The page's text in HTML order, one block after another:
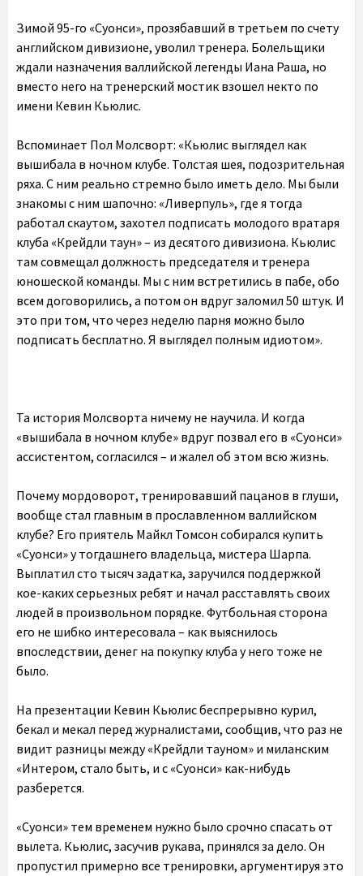
Зимой 95-го «Суонси», прозябавший в третьем по счету
английском дивизионе, уволил тренера. Болельщики
ждали назначения валлийской легенды Иана Раша, но
вместо него на тренерский мостик взошел некто по
имени Кевин Кьюлис.
Вспоминает Пол Молсворт: «Кьюлис выглядел как
вышибала в ночном клубе. Толстая шея, подозрительная
ряха. С ним реально стремно было иметь дело. Мы были
знакомы с ним шапочно: «Ливерпуль», где я тогда
работал скаутом, захотел подписать молодого вратаря
клуба «Крейдли таун» – из десятого дивизиона. Кьюлис
там совмещал должность председателя и тренера
юношеской команды. Мы с ним встретились в пабе, обо
всем договорились, а потом он вдруг заломил 50 штук. И
это при том, что через неделю парня можно было
подписать бесплатно. Я выглядел полным идиотом».
Та история Молсворта ничему не научила. И когда
«вышибала в ночном клубе» вдруг позвал его в «Суонси»
ассистентом, согласился – и жалел об этом всю жизнь.
Почему мордоворот, тренировавший пацанов в глуши,
вообще стал главным в прославленном валлийском
клубе? Его приятель Майкл Томсон собирался купить
«Суонси» у тогдашнего владельца, мистера Шарпа.
Выплатил сто тысяч задатка, заручился поддержкой
кое-каких серьезных ребят и начал расставлять своих
людей в произвольном порядке. Футбольная сторона
его не шибко интересовала – как выяснилось
впоследствии, денег на покупку клуба у него тоже не
было.
На презентации Кевин Кьюлис беспрерывно курил,
бекал и мекал перед журналистами, сообщив, что раз не
видит разницы между «Крейдли тауном» и миланским
«Интером, стало быть, и с «Суонси» как-нибудь
разберется.
«Суонси» тем временем нужно было срочно спасать от
вылета. Кьюлис, засучив рукава, принялся за дело. Он
пропустил примерно все тренировки, аргументируя это